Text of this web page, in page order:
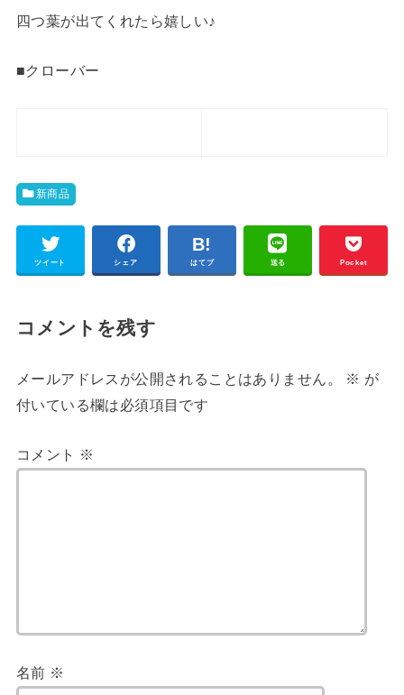
四つ葉が出てくれたら嬉しい♪
■クローバー
新商品
ツイート シェア はてブ 送る Pocket
コメントを残す
メールアドレスが公開されることはありません。 ※ が
付いている欄は必須項目です
コメント ※
名前 ※